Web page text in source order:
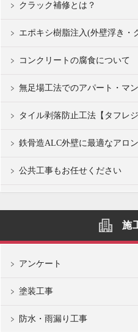
クラック補修とは？
エポキシ樹脂注入(外壁浮き・
コンクリートの腐食について
無足場工法でのアパート・マ
タイル剥落防止工法【タフレ
鉄骨造ALC外壁に最適なアロ
公共工事もお任せください
施
アンケート
塗装工事
防水・雨漏り工事